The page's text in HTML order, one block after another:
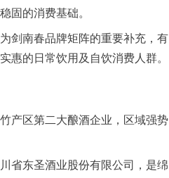
固的消费基础。
剑南春品牌矩阵的重要补充，有
惠的日常饮用及自饮消费人群。
产区第二大酿酒企业，区域强势
省东圣酒业股份有限公司，是绵